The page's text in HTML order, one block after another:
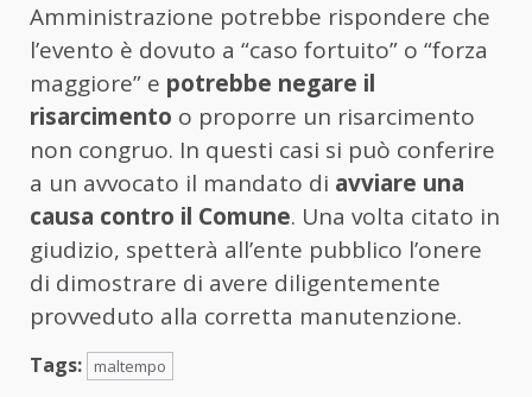
Amministrazione potrebbe rispondere che
l’evento è dovuto a “caso fortuito” o “forza
maggiore” e potrebbe negare il
risarcimento o proporre un risarcimento
non congruo. In questi casi si può conferire
a un avvocato il mandato di avviare una
causa contro il Comune. Una volta citato in
giudizio, spetterà all’ente pubblico l’onere
di dimostrare di avere diligentemente
provveduto alla corretta manutenzione.
Tags: maltempo